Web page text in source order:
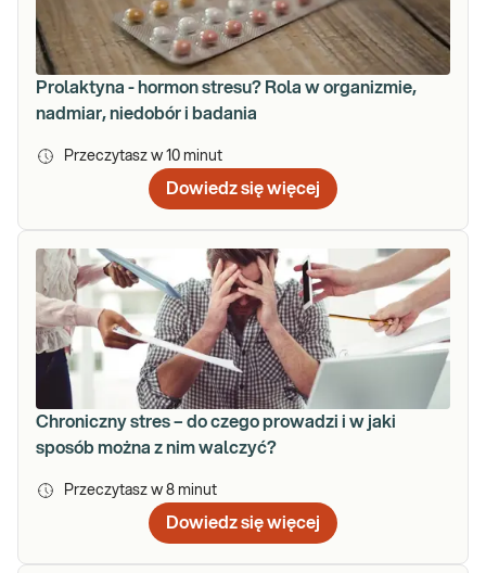
Prolaktyna - hormon stresu? Rola w organizmie,
nadmiar, niedobór i badania
Przeczytasz w 10 minut
Dowiedz się więcej
Chroniczny stres – do czego prowadzi i w jaki
sposób można z nim walczyć?
Przeczytasz w 8 minut
Dowiedz się więcej